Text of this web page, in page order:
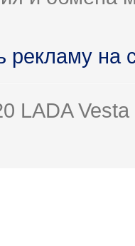
рекламу на
LADA